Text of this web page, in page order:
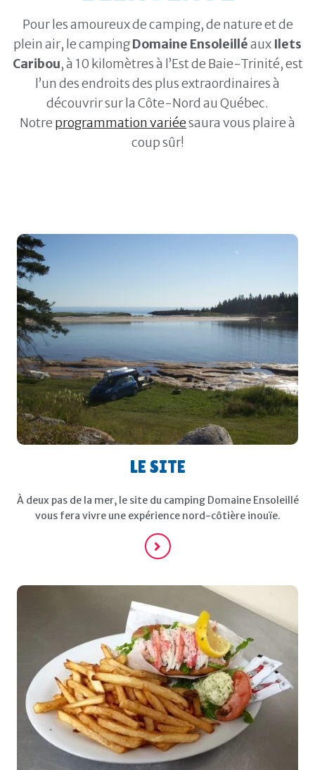
Pour les amoureux de camping, de nature et de
plein air, le campingDomaine Ensoleilléaux Ilets
Caribou, à 10 kilomètres à l’Est de Baie-Trinité, est
l’un des endroits des plus extraordinaires à
découvrir sur la Côte-Nord au Québec.
Notre programmation variéesaura vous plaire à
coup sûr!
LE SITE
À deux pas de la mer, le site du camping Domaine Ensoleillé
vous fera vivre une expérience nord-côtière inouïe.